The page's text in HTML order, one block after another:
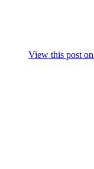
View this post